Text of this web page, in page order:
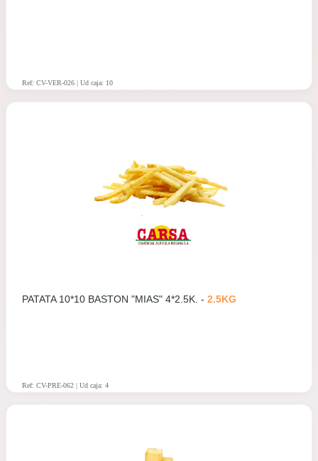
Ref: CV-VER-026 | Ud caja: 10
PATATA 10*10 BASTON "MIAS" 4*2.5K. - 2.5KG
Ref: CV-PRE-062 | Ud caja: 4